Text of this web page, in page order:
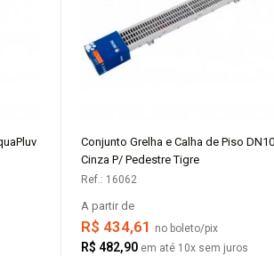
COMPRAR
Conjunto Grelha e Calha de Piso
Cinza P/ Pedestre Tigre
Ref.: 16062
A partir de
R$ 434,61 no boleto/pix
R$ 482,90 em até 10x sem juros